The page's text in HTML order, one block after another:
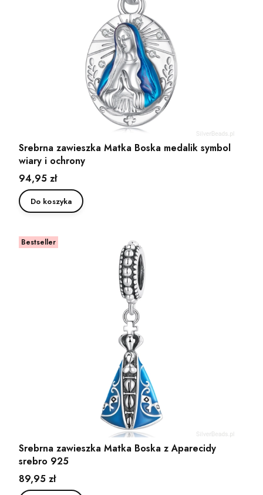
Srebrna zawieszka Matka Boska medalik symbol
wiary i ochrony
Cena
94,95 zł
Do koszyka
Bestseller
Srebrna zawieszka Matka Boska z Aparecidy
srebro 925
Cena
89,95 zł